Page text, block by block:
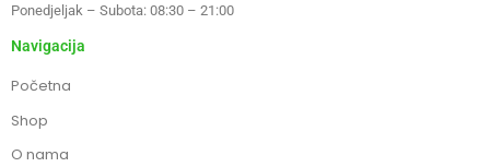
Ponedjeljak – Subota: 08:30 – 21:00
Navigacija
Početna
Shop
O nama